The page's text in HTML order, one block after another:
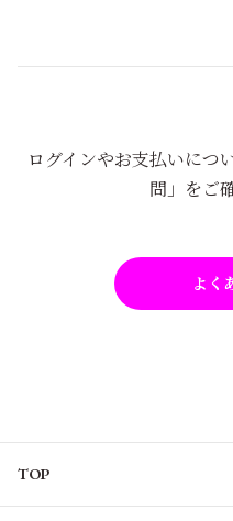
ログインやお支払いにつ
問」をご
よく
TOP